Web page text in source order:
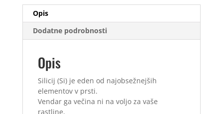
Opis
Dodatne podrobnosti
Opis
Silicij (Si) je eden od najobsežnejših
elementov v prsti.
Vendar ga večina ni na voljo za vaše
rastline.